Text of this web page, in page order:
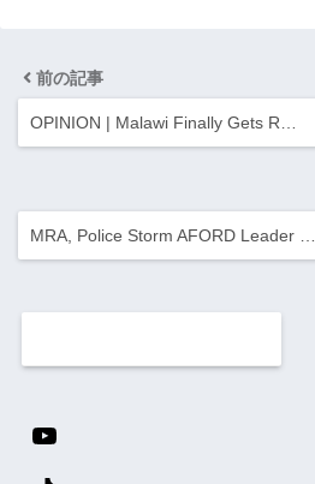
前の記事
OPINION | Malawi Finally Gets R…
MRA, Police Storm AFORD Leader …